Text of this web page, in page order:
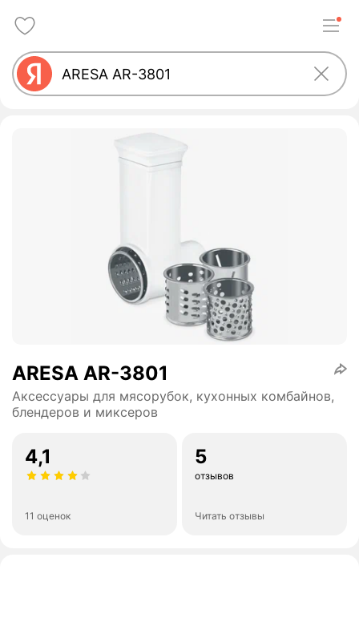
ARESA AR-3801
Аксессуары для мясорубок, кухонных комбайнов,
блендеров и миксеров
4,1
11 оценок
5
отзывов
Читать отзывы